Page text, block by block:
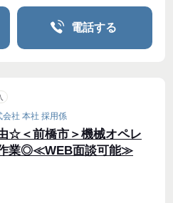
電話する
会社 本社 採用係
☆＜前橋市＞機械オペレ
業◎≪WEB面談可能≫